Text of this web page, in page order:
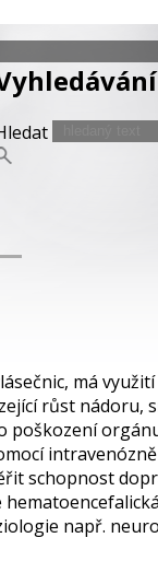
má
růst nádoru,
poškození
schopnost
např.